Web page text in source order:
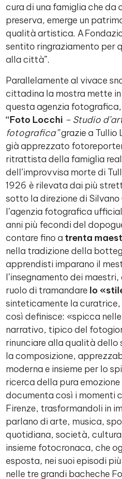
cura di una famiglia che da
preserva, emerge un
qualità artistica. A
sentito ringraziamento per
alla città”.
Parallelamente al vivace
cittadina la mostra mette
questa agenzia fotografica,
“Foto Locchi – Studio
fotografica”grazie a Tullio
già apprezzato
ritrattista della famiglia
dell’improvvisa morte di
1926 è rilevata dai più
sotto la direzione di Silvano
l’agenzia fotografica
anni più fecondi del
contare fino a trenta
nella tradizione della
apprendisti imparano il
l’insegnamento dei
ruolo di tramandare lo «
sinteticamente la curatrice,
così definisce: «spicca
narrativo, tipico del
rinunciare alla qualità
la composizione,
moderna e insieme per lo
ricerca della pura
documenta così i momenti
Firenze, trasformandoli in
parlano di arte, musica,
quotidiana, società,
insieme fotocronaca, che
esposta, nei suoi episodi
nelle tre grandi bacheche